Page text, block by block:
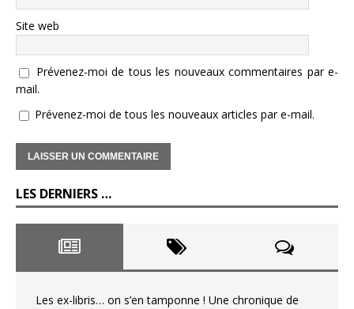
Site web
Prévenez-moi de tous les nouveaux commentaires par e-
mail.
Prévenez-moi de tous les nouveaux articles par e-mail.
LES DERNIERS …
Les ex-libris… on s’en tamponne ! Une chronique de